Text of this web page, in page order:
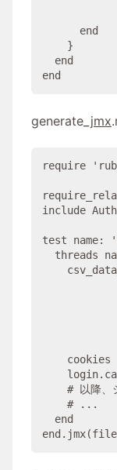
end
    }
end
end
generate_ jmx
require '
include Auth
test name: '
  threads
    cookies
# 以降、
# ...
end
end .jmx(file